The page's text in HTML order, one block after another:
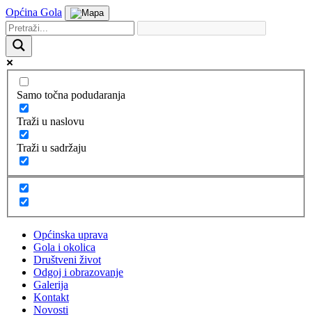
Općina Gola
Samo točna podudaranja
Traži u naslovu
Traži u sadržaju
Općinska uprava
Gola i okolica
Društveni život
Odgoj i obrazovanje
Galerija
Kontakt
Novosti